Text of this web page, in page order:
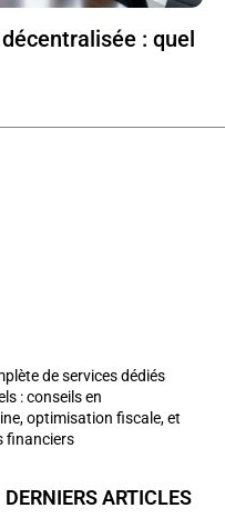
: quel
de services dédiés
: conseils en
optimisation fiscale, et
financiers
DERNIERS ARTICLES